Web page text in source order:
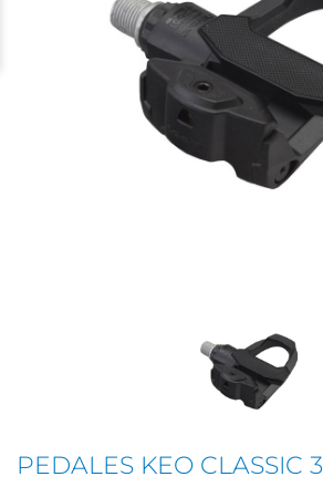
PEDALES KEO CLASSIC 3